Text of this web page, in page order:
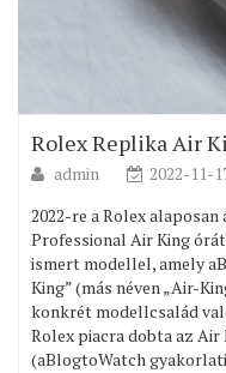
Rolex Replika Air
admin
2022-11-
2022-re a Rolex
Professional Air King órát
ismert modellel, amely
King” (más néven „Air-
konkrét modellcsalád
Rolex piacra dobta az Air
(aBlogtoWatch